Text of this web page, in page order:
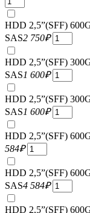
HDD 2,5”(SFF)
SAS2 750₽
HDD 2,5”(SFF)
SAS1 600₽
HDD 2,5”(SFF)
SAS1 600₽
HDD 2,5”(SFF)
584₽
HDD 2,5”(SFF)
SAS4 584₽
HDD 2,5”(SFF)